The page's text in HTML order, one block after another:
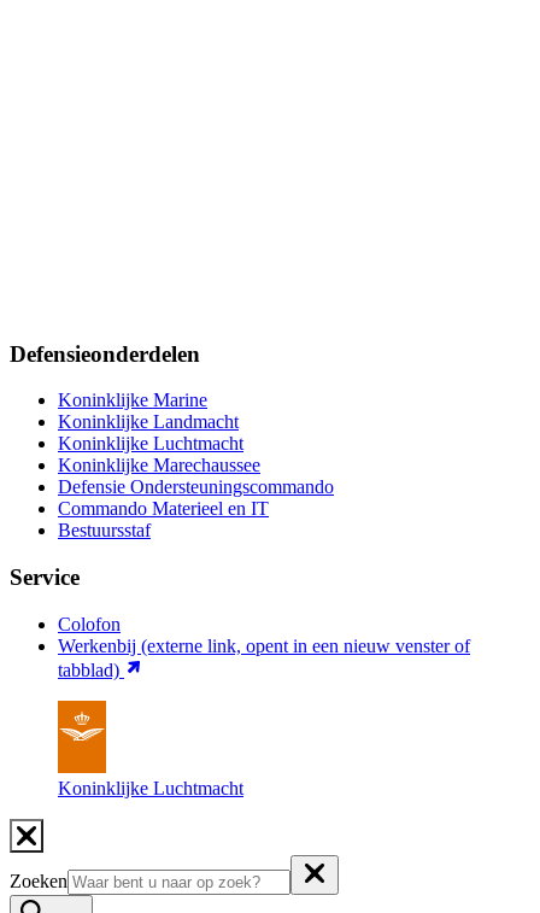
Defensieonderdelen
Koninklijke Marine
Koninklijke Landmacht
Koninklijke Luchtmacht
Koninklijke Marechaussee
Defensie Ondersteuningscommando
Commando Materieel en IT
Bestuursstaf
Service
Colofon
Werkenbij (externe link, opent in een nieuw venster of
tabblad)
Koninklijke Luchtmacht
Zoeken